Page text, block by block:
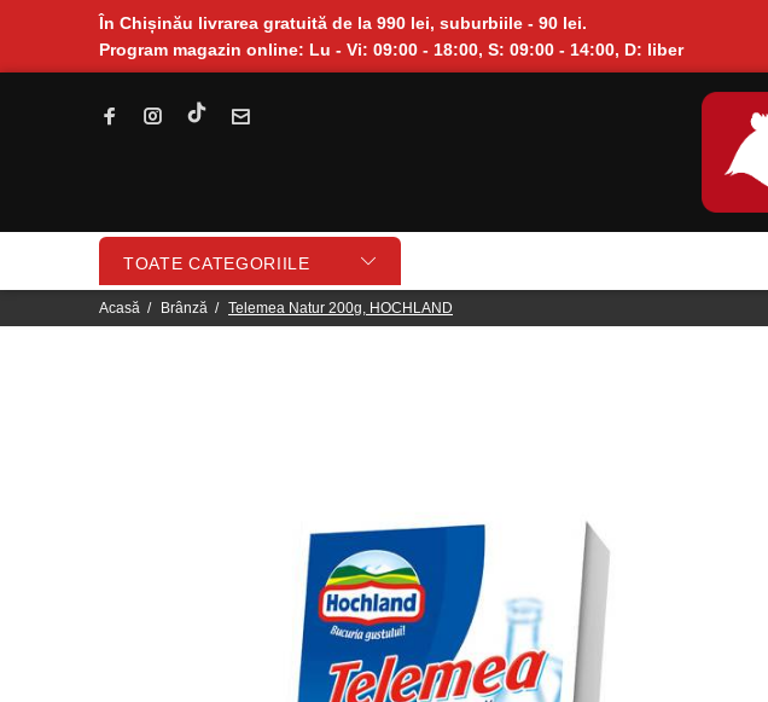
În Chișinău livrarea gratuită de la 990 lei, suburbiile - 90 lei.
Program magazin online: Lu - Vi: 09:00 - 18:00, S: 09:00 - 14:00, D: liber
TOATE CATEGORIILE
Acasă Brânză Telemea Natur 200g, HOCHLAND